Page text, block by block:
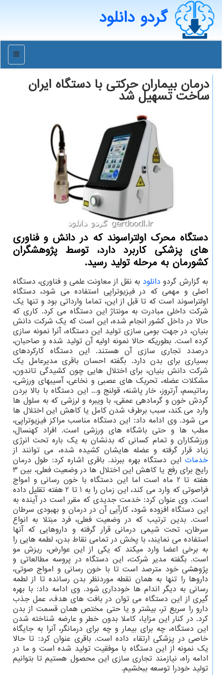
گردو دانلود
منو
درمان بیماران حرکتی با دستگاه ایران
ساخت تسهیل شد
دستگاه محرک اولتراسوند که در دانش و فناوری
های پزشکی کاربرد دارد، توسط پژوهشگران
کشورمان به مرحله تولید رسید.
به گزارش گردو دانلود به نقل از معاونت علمی و فناوری، دستگاه
اصلی و مهمی که در فیزیوتراپی استفاده می شود، دستگاه
اولتراسوند است که تا قبل از این، تماما وارداتی بود و تنها یک
شرکت داخلی مبادرت به مونتاژ این دستگاه می کرد. کاری که
حالا در داخل کشور انجام شده، این است که یک شرکت دانش
بنیان، در جهت بومی سازی تولید این دستگاه، آنرا نمونه سازی
کرده است. بطوریکه حالا نمونه اولیه آن تولید شده و صاحبان،
درصدد تجاری سازی آن هستند. این دستگاه کارکردهای
بسیاری برای بدن دارد. بگفته احسان باقری مدیرعامل یک
شرکت دانش بنیان، برای اختلال هایی چون کشیدگی تاندون،
مشکلات عضله، تحریک های عصبی و نخاعی، آسیب‎های ورزشی،
رماتیسم، آرتروز، خار پاشنه، قولنج و... این دستگاه با بالا بردن
گردش خون و گرمادهی عمقی، با ویبره و لرزشی که به سلول ها
وارد می ‍کند، سبب برطرف شدن کامل یا کاهش این اختلال ها
می شود. وی ادامه داد: این دستگاه مناسب مراکز فیزیوتراپی،
مطب ها و حتی باشگاه های ورزشی است. افراد کهنسال،
ورزشکاران و تمام کسانی که بدنشان به یک باره تحت انرژی
زیاد قرار گرفته و عضله هایشان کشیده شده، می توانند از
خدمات این دستگاه بهره ببرند. باقری اشاره کرد: طول درمان
رایج برای رفع یا کاهش این اختلال ها در وضعیت فعلی، بین 3
هفته تا 2 ماه است اما این دستگاه با خون رسانی و امواج
فراصوتی که وارد می کند، این زمان را به 1 تا 2 هفته تقلیل داده
است. وی عنوان کرد: خدمت جدیدی که مقرر است در آینده به
این دستگاه افزوده شود، کارآیی آن در درمان و بهبودی سرطان
است. بدین ترتیب که در وضعیت فعلی، فرد مبتلا به انواع
سرطان، تحت شیمی درمانی قرار گرفته و داروهایی که آنها
استفاده می نمایند، با پخش در تمامی نقاط بدن، لطمه هایی را
به برخی اعضا وارد میکند که یکی از این عوارض، ریزش مو
است. بگفته مدیر شرکت، این دستگاه در پروسه مطالعاتی و
پژوهشی خود مترصد است تا با خون رسانی و امواج صوتی،
داروها را تنها به همان نقطه موردنظر بدن رسانده تا از لطمه
رسانی به دیگر اندام ها خودداری شود. وی ادامه داد: با بهره
گیری از این دستگاه می توان در بافت های هدف، عمل جذب
دارو را سریع تر، بیشتر و یا حتی مختص همان قسمت از بدن
کرد. در کنار این مزایا، کاملا بدون خطر و عارضه شناخته شدن
این دستگاه، چه برای بیمار و چه برای درمانگر، آنرا به جایگاه
خاصی در پزشکی ارتقاء داده است. باقری عنوان کرد: تا حالا
یک نمونه از این دستگاه با موفقیت تولید شده است و ما در
ادامه راه، نیازمند تجاری سازی این محصول هستیم تا بتوانیم
تولید خودرا توسعه ببخشیم.